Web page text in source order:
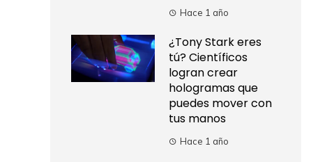
Hace 1 año
¿Tony Stark eres
tú? Científicos
logran crear
hologramas que
puedes mover con
tus manos
Hace 1 año